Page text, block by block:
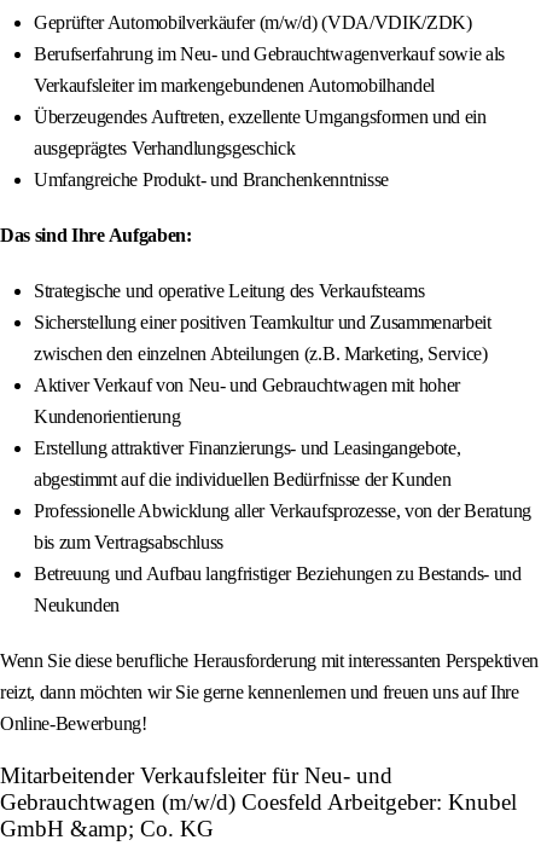
Geprüfter Automobilverkäufer (m/w/d) (VDA/VDIK/ZDK)
Berufserfahrung im Neu- und Gebrauchtwagenverkauf sowie als
Verkaufsleiter im markengebundenen Automobilhandel
Überzeugendes Auftreten, exzellente Umgangsformen und ein
ausgeprägtes Verhandlungsgeschick
Umfangreiche Produkt- und Branchenkenntnisse
Das sind Ihre Aufgaben:
Strategische und operative Leitung des Verkaufsteams
Sicherstellung einer positiven Teamkultur und Zusammenarbeit
zwischen den einzelnen Abteilungen (z.B. Marketing, Service)
Aktiver Verkauf von Neu- und Gebrauchtwagen mit hoher
Kundenorientierung
Erstellung attraktiver Finanzierungs- und Leasingangebote,
abgestimmt auf die individuellen Bedürfnisse der Kunden
Professionelle Abwicklung aller Verkaufsprozesse, von der Beratung
bis zum Vertragsabschluss
Betreuung und Aufbau langfristiger Beziehungen zu Bestands- und
Neukunden
Wenn Sie diese berufliche Herausforderung mit interessanten Perspektiven
reizt, dann möchten wir Sie gerne kennenlernen und freuen uns auf Ihre
Online-Bewerbung!
Mitarbeitender Verkaufsleiter für Neu- und
Gebrauchtwagen (m/w/d) Coesfeld Arbeitgeber: Knubel
GmbH &amp; Co. KG